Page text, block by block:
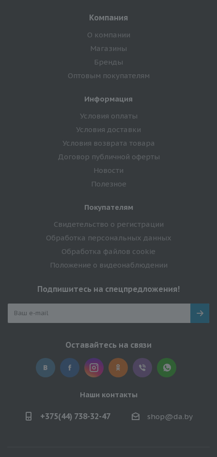
Компания
О компании
Магазины
Бренды
Оптовым покупателям
Информация
Условия оплаты
Условия доставки
Условия возврата товара
Договор публичной оферты
Новости
Полезное
Покупателям
Свидетельство о регистрации
Обработка персональных данных
Обработка файлов cookie
Положение о видеонаблюдении
Подпишитесь на спецпредложения!
Оставайтесь на связи
Наши контакты
+375(44) 738-32-47 shop@da.by